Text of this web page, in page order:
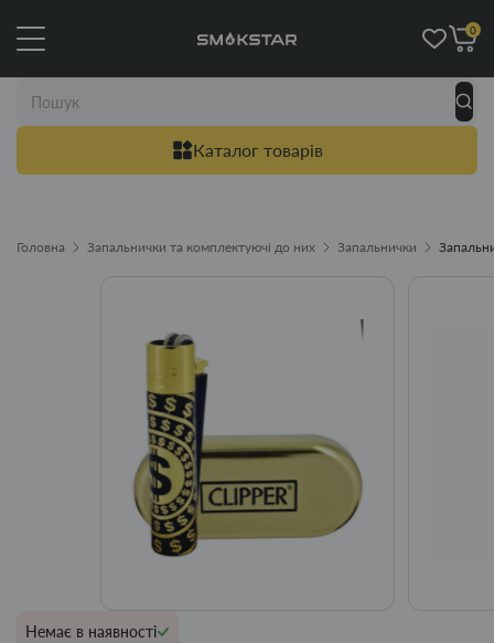
Каталог товарів
0
Головна Запальнички та комплектуючі до них Запальнички
Немає в наявності